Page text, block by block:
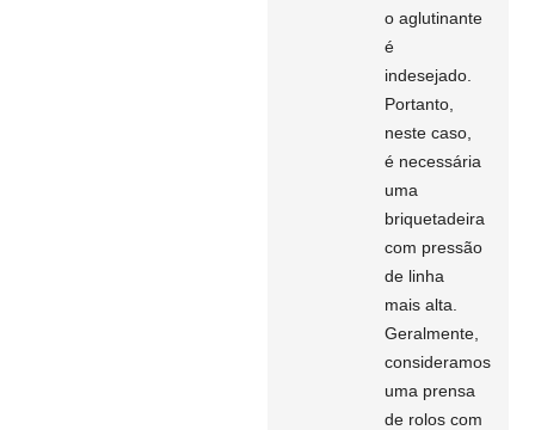
o aglutinante
é
indesejado.
Portanto,
neste caso,
é necessária
uma
briquetadeira
com pressão
de linha
mais alta.
Geralmente,
consideramos
uma prensa
de rolos com